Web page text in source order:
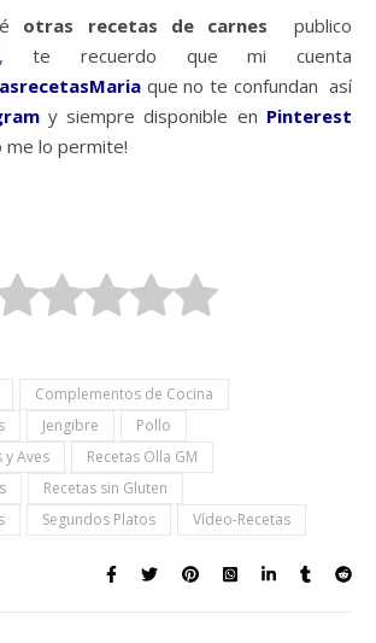
otras recetas de carnes
publico
te recuerdo que mi cuenta
que no te confundan así
y siempre disponible en Pinterest
me lo permite!
Complementos de Cocina
Jengibre
Pollo
y Aves
Recetas Olla GM
Recetas sin Gluten
Segundos Platos Vídeo-Recetas